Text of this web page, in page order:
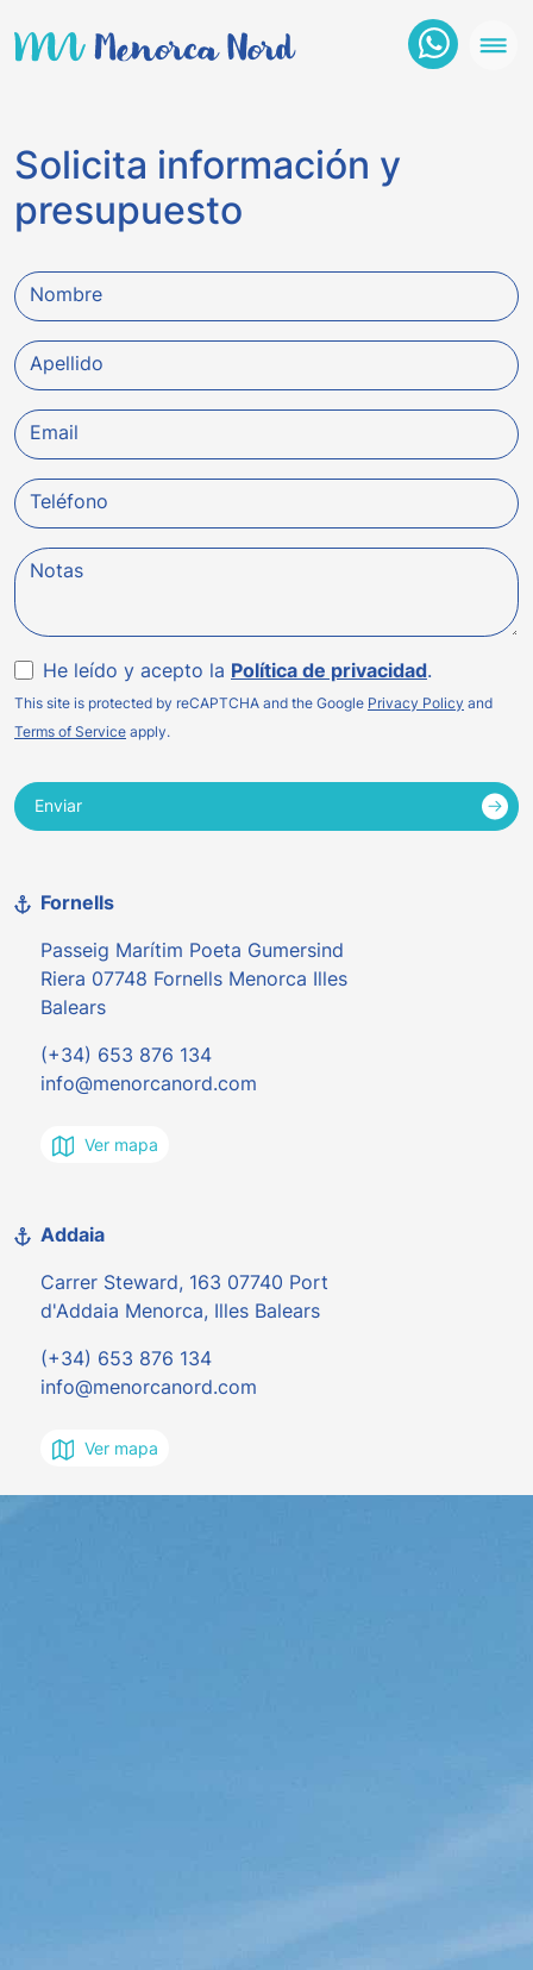
Solicita información y
presupuesto
Nombre
Apellido
Email
Teléfono
Notas
He leído y acepto la Política de privacidad.
This site is protected by reCAPTCHA and the Google Privacy Policy and
Terms of Service apply.
Enviar
Fornells
Passeig Marítim Poeta Gumersind
Riera 07748 Fornells Menorca Illes
Balears
(+34) 653 876 134
info@menorcanord.com
Ver mapa
Addaia
Carrer Steward, 163 07740 Port
d'Addaia Menorca, Illes Balears
(+34) 653 876 134
info@menorcanord.com
Ver mapa